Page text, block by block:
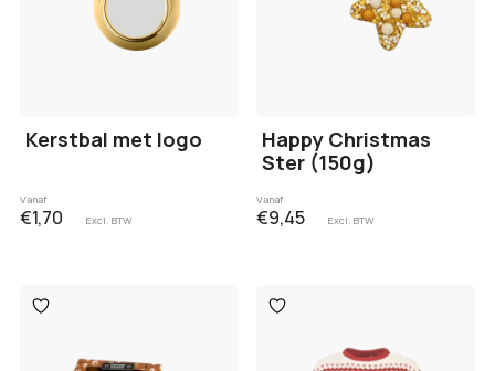
Kerstbal met logo
Vanaf
€1,70 Excl. BTW
Happy Christmas
Ster (150g)
Vanaf
€9,45 Excl. BTW
Toevoegen
aan
Toevoegen
aan